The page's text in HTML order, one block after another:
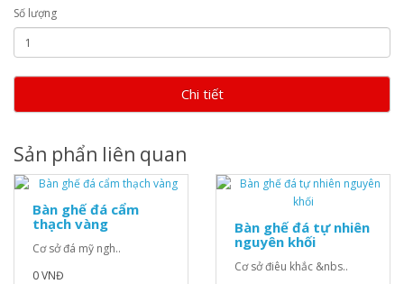
Số lượng
Chi tiết
Sản phẩn liên quan
Bàn ghế đá cẩm
thạch vàng
Cơ sở đá mỹ ngh..
0 VNĐ
Bàn ghế đá tự nhiên
nguyên khối
Cơ sở điêu khắc &nbs..